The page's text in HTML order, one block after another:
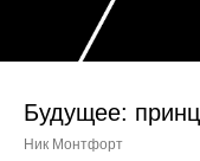
Будущее:
Ник Монтфорт